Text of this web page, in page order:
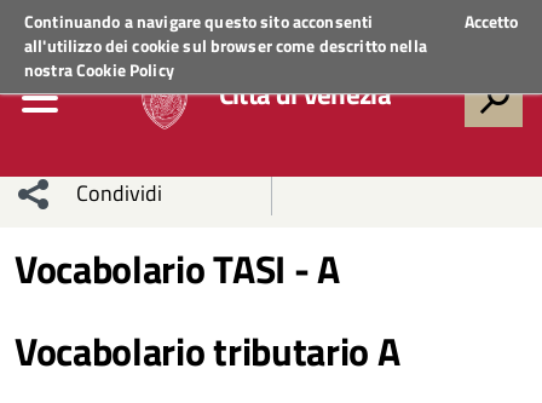
Continuando a navigare questo sito acconsenti
all'utilizzo dei cookie sul browser come descritto nella
nostraCookie Policy
Accetto
Regione VenetoACCEDI AI SERVIZI
Città di Venezia
Condividi
network
Condividi
Condividi
Facebook
su
Condividi
Vocabolario TASI - A
Vocabolario tributario A